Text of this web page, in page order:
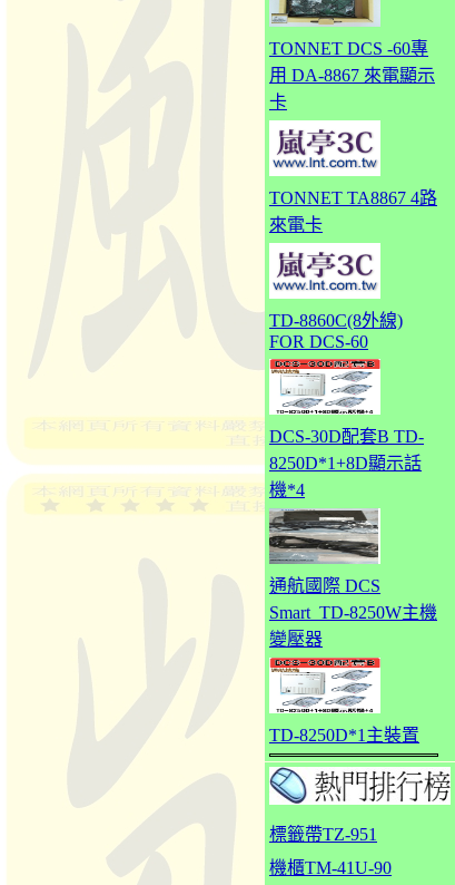
TONNET DCS -60專
用 DA-8867 來電顯示
卡
TONNET TA8867 4路
來電卡
TD-8860C(8外線)
FOR DCS-60
DCS-30D配套B TD-
8250D*1+8D顯示話
機*4
通航國際 DCS
Smart_TD-8250W主機
變壓器
TD-8250D*1主裝置
標籤帶TZ-951
機櫃TM-41U-90